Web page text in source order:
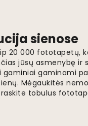
sienose
20 000 fototapetų,
jūsų asmenybę ir
gaminiai gaminami
Mėgaukitės
tobulus